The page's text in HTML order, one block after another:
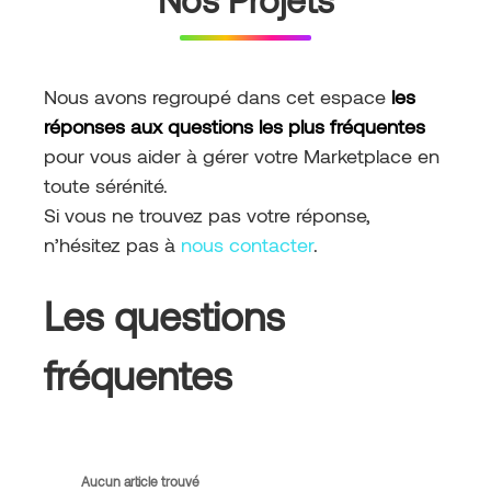
Nous avons regroupé dans cet espace les
réponses aux questions les plus fréquentes
pour vous aider à gérer votre Marketplace en
toute sérénité.
Si vous ne trouvez pas votre réponse,
n’hésitez pas à nous contacter.
Les questions
fréquentes
Aucun article trouvé